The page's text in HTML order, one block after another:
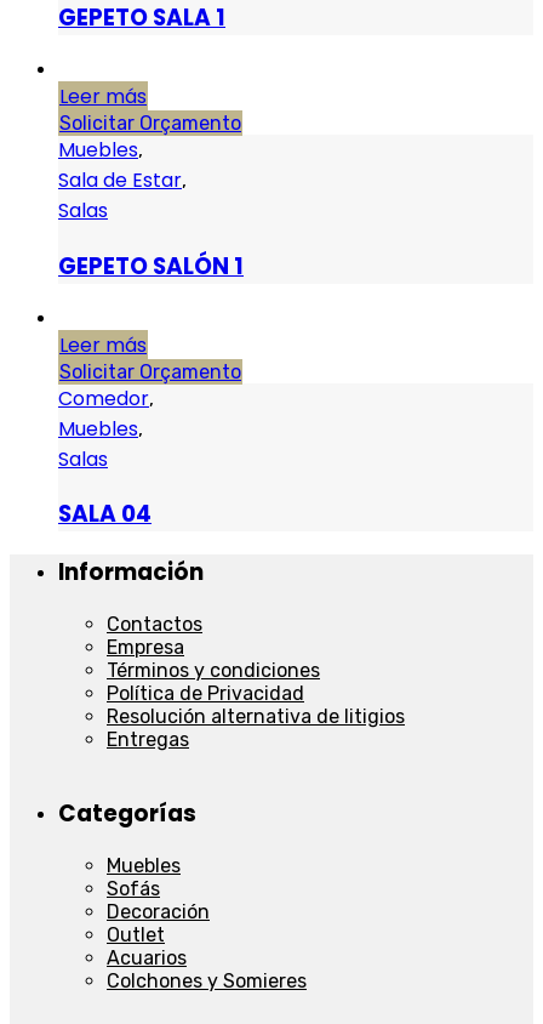
GEPETO SALA 1
Leer más
Solicitar Orçamento
Muebles,
Sala de Estar,
Salas
GEPETO SALÓN 1
Leer más
Solicitar Orçamento
Comedor,
Muebles,
Salas
SALA 04
Información
Contactos
Empresa
Términos y condiciones
Política de Privacidad
Resolución alternativa de litigios
Entregas
Categorías
Muebles
Sofás
Decoración
Outlet
Acuarios
Colchones y Somieres